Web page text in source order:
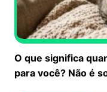
O que significa
para você? Não é